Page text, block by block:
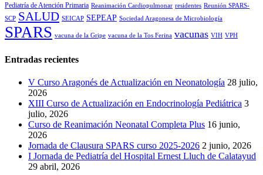
Pediatría de Atención Primaria Reanimación Cardiopulmonar residentes Reunión SPARS-
SCP SALUD SEICAP SEPEAP Sociedad Aragonesa de Microbiología
SPARS vacuna de la Gripe vacuna de la Tos Ferina vacunas VIH VPH
Entradas recientes
V Curso Aragonés de Actualización en Neonatología 28 julio,
2026
XIII Curso de Actualización en Endocrinología Pediátrica 3
julio, 2026
Curso de Reanimación Neonatal Completa Plus 16 junio,
2026
Jornada de Clausura SPARS curso 2025-2026 2 junio, 2026
I Jornada de Pediatría del Hospital Ernest Lluch de Calatayud
29 abril, 2026